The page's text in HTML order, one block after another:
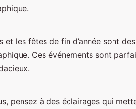
et les fêtes de fin d’année sont
Ces événements sont
pensez à des éclairages qui